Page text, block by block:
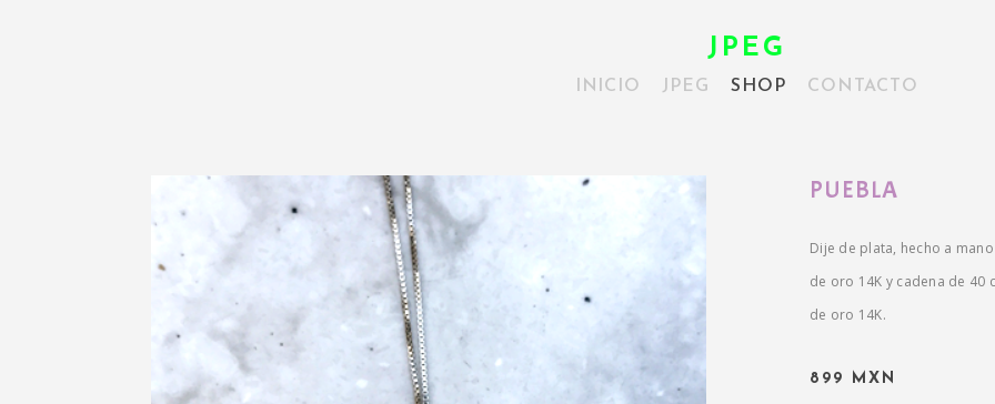
JPEG
INICIO JPEG SHOP CONTACTO
PUEBLA
Dije de plata, hecho a
de oro 14K y cadena de
de oro 14K.
899 MXN